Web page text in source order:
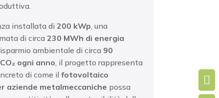
installata di 200 kWp , una
di circa 230 MWh di energia
ambientale di circa 90
ogni anno , il progetto rappresenta
di come il fotovoltaico
aziende metalmeccaniche possa
